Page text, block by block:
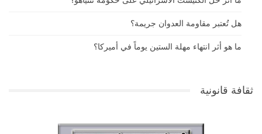
هل تُعتبر مقاومة العدوان جريمة؟
ما هو أثر انتهاء مهلة الستين يوماً في أميركا؟
ثقافة قانونية